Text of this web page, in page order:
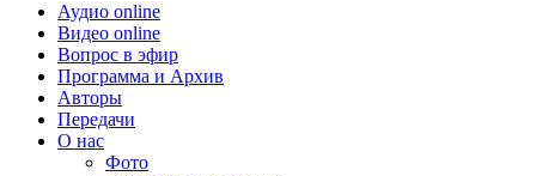
Аудио online
Видео online
Вопрос в эфир
Программа и Архив
Авторы
Передачи
О нас
Фото